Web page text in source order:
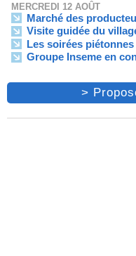
MERCREDI 12 AOÛT
Marché des
Visite guidée du
Les soirées piétonnes
Groupe Inseme en
>